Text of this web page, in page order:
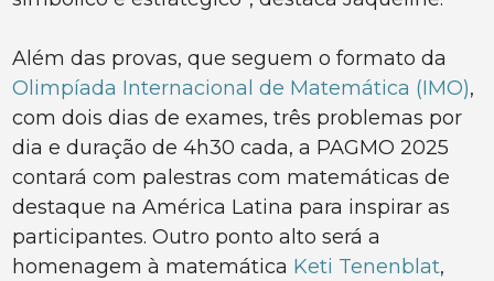
Além das provas, que seguem o formato da
Olimpíada Internacional de Matemática (IMO),
com dois dias de exames, três problemas por
dia e duração de 4h30 cada, a PAGMO 2025
contará com palestras com matemáticas de
destaque na América Latina para inspirar as
participantes. Outro ponto alto será a
homenagem à matemática Keti Tenenblat,